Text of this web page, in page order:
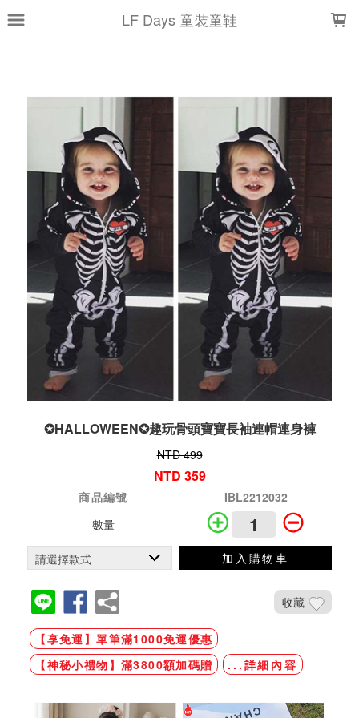
LF Days 童裝童鞋
✪HALLOWEEN✪趣玩骨頭寶寶長袖連帽連身褲
NTD 499
NTD 359
商品編號
IBL2212032
數量
加入購物車
收藏
【享免運】單筆滿1000免運優惠
【神秘小禮物】滿3800額加碼贈
...詳細內容